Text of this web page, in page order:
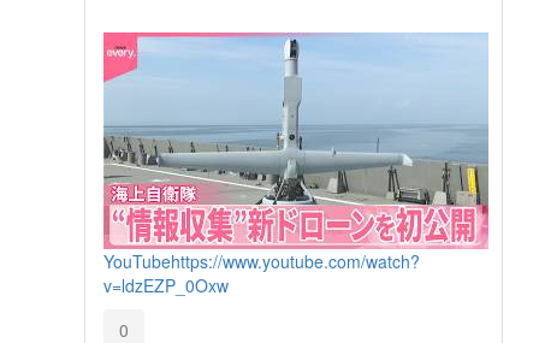
YouTubehttps://www.youtube.com/watch?
v=ldzEZP_0Oxw
0